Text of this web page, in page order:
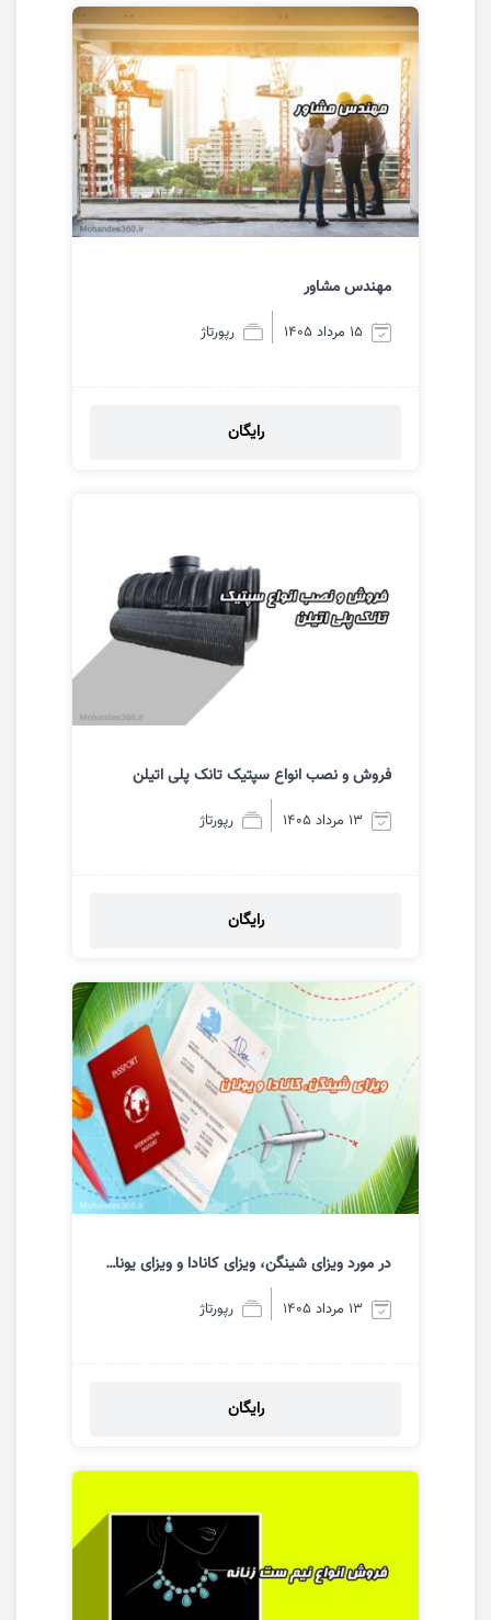
مشاهده
مهندس مشاور
15 مرداد 1405 رپورتاژ
رایگان
فروش و نصب انواع سپتیک تانک پلی اتیلن
13 مرداد 1405 رپورتاژ
رایگان
مشاهده
در مورد ویزای شینگن، ویزای کانادا و ویزای یونان بیشتر بدانیم
13 مرداد 1405 رپورتاژ
رایگان